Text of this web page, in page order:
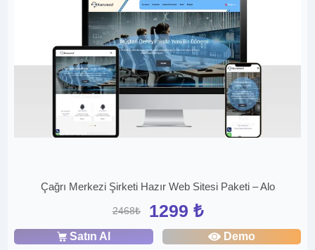
Çağrı Merkezi Şirketi Hazır Web Sitesi Paketi – Alo
2468₺ 1299 ₺
Satın Al Demo